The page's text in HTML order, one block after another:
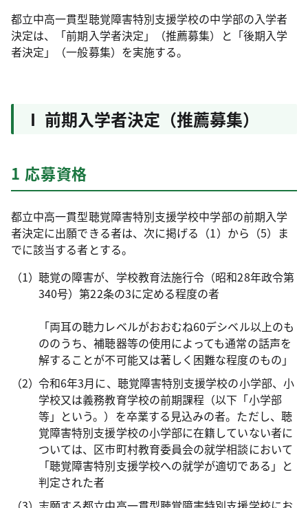
都立中高一貫型聴覚障害特別支援学校の中学部の入学者
決定は、「前期入学者決定」（推薦募集）と「後期入学
者決定」（一般募集）を実施する。
Ⅰ 前期入学者決定（推薦募集）
1 応募資格
都立中高一貫型聴覚障害特別支援学校中学部の前期入学
者決定に出願できる者は、次に掲げる（1）から（5）ま
でに該当する者とする。
聴覚の障害が、学校教育法施行令（昭和28年政令第
340号）第22条の3に定める程度の者
「両耳の聴力レベルがおおむね60デシベル以上のも
ののうち、補聴器等の使用によっても通常の話声を
解することが不可能又は著しく困難な程度のもの」
令和6年3月に、聴覚障害特別支援学校の小学部、小
学校又は義務教育学校の前期課程（以下「小学部
等」という。）を卒業する見込みの者。ただし、聴
覚障害特別支援学校の小学部に在籍していない者に
ついては、区市町村教育委員会の就学相談において
「聴覚障害特別支援学校への就学が適切である」と
判定された者